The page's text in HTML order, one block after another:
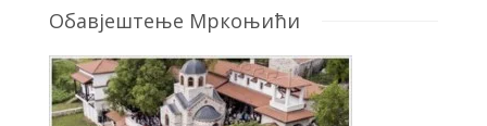
Обавјештење Мркоњићи